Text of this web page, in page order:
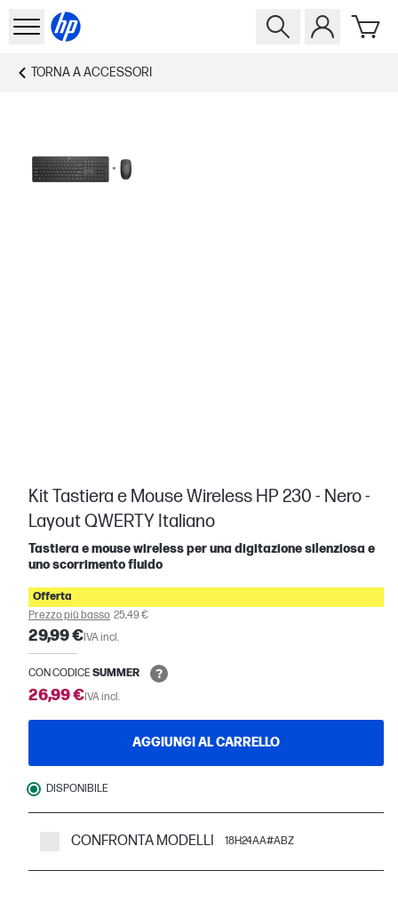
TORNA AACCESSORI
Kit Tastiera e Mouse Wireless HP 230 - Nero -
Layout QWERTY Italiano
Tastiera e mouse wireless per una digitazione silenziosa e
uno scorrimento fluido
Offerta
Prezzo più basso 25,49 €
29,99 €IVA incl.
CON CODICESUMMER
26,99 €IVA incl.
AGGIUNGI AL CARRELLO
DISPONIBILE
CONFRONTA MODELLI 18H24AA#ABZ